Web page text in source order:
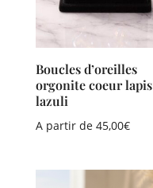
Boucles d’oreilles
orgonite coeur lapis
lazuli
A partir de 45,00€